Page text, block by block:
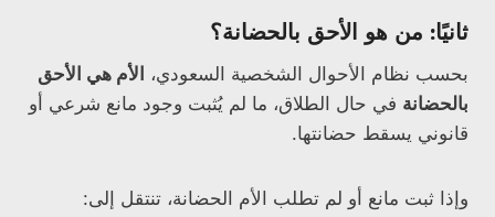
ثانيًا: من هو الأحق بالحضانة؟
بحسب نظام الأحوال الشخصية السعودي، الأم هي الأحق
بالحضانة في حال الطلاق، ما لم يُثبت وجود مانع شرعي أو
قانوني يسقط حضانتها.
وإذا ثبت مانع أو لم تطلب الأم الحضانة، تنتقل إلى: